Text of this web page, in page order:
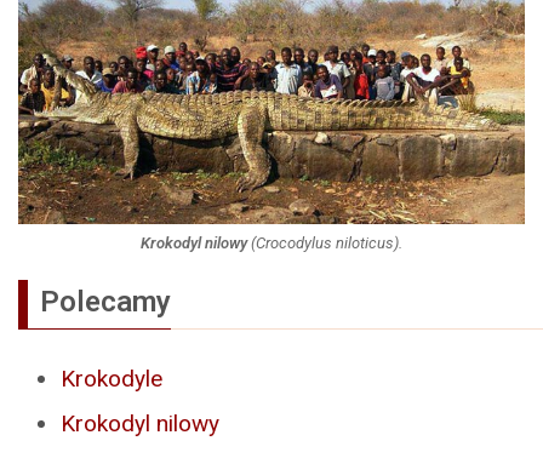
Krokodyl nilowy(Crocodylus niloticus).
Polecamy
Krokodyle
Krokodyl nilowy